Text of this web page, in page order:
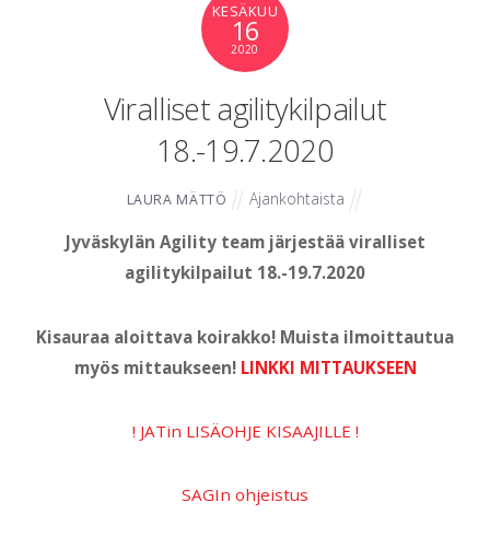
KESÄKUU
16
2020
Viralliset agilitykilpailut
18.-19.7.2020
LAURA MÄTTÖ Ajankohtaista
Jyväskylän Agility team järjestää viralliset
agilitykilpailut 18.-19.7.2020
Kisauraa aloittava koirakko! Muista ilmoittautua
myös mittaukseen! LINKKI MITTAUKSEEN
! JATin LISÄOHJE KISAAJILLE !
SAGIn ohjeistus